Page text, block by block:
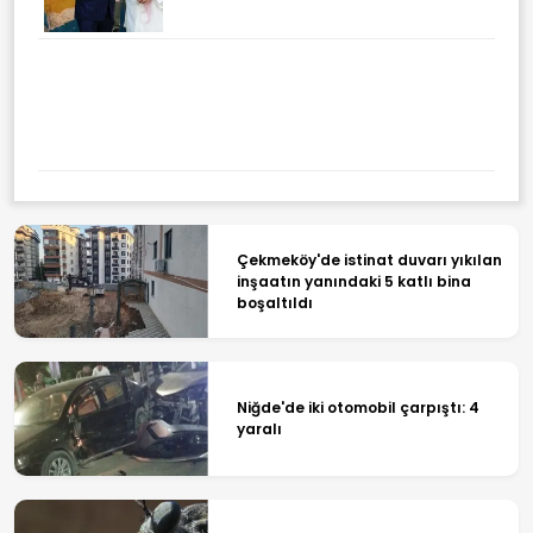
Çekmeköy'de istinat duvarı yıkılan
inşaatın yanındaki 5 katlı bina
boşaltıldı
Niğde'de iki otomobil çarpıştı: 4
yaralı